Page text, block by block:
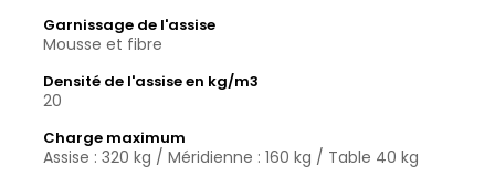
Garnissage de l'assise
Mousse et fibre
Densité de l'assise en kg/m3
20
Charge maximum
Assise : 320 kg / Méridienne : 160 kg / Table 40 kg